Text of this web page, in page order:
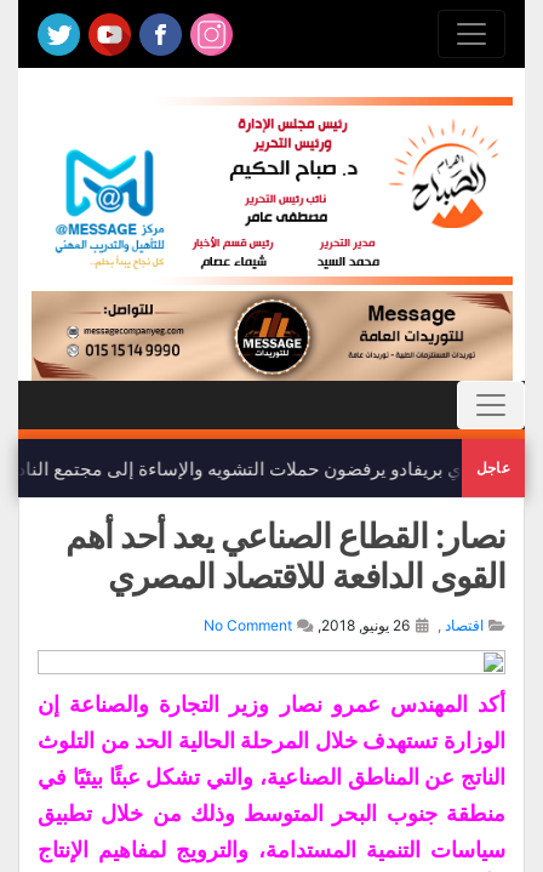
عاجل
أعضاء نادي بريفادو يرفضون حملات التشويه والإساءة إلى مجتمع النادي
نصار: القطاع الصناعي يعد أحد أهم
القوى الدافعة للاقتصاد المصري
اقتصاد ,
No Comment
أكد المهندس عمرو نصار وزير التجارة والصناعة إن
الوزارة تستهدف خلال المرحلة الحالية الحد من التلوث
الناتج عن المناطق الصناعية، والتي تشكل عبئًا بيئيًا في
منطقة جنوب البحر المتوسط وذلك من خلال تطبيق
سياسات التنمية المستدامة، والترويج لمفاهيم الإنتاج